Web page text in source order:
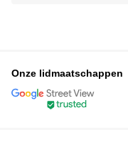
Onze lidmaatschappen